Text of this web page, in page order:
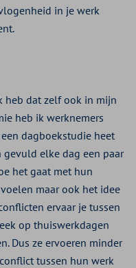
in je werk
heb dat zelf ook in mijn
heb ik werknemers
dagboekstudie heet
elke dag een paar
het gaat met hun
maar ook het idee
ervaar je tussen
op thuiswerkdagen
Dus ze ervoeren minder
tussen hun werk